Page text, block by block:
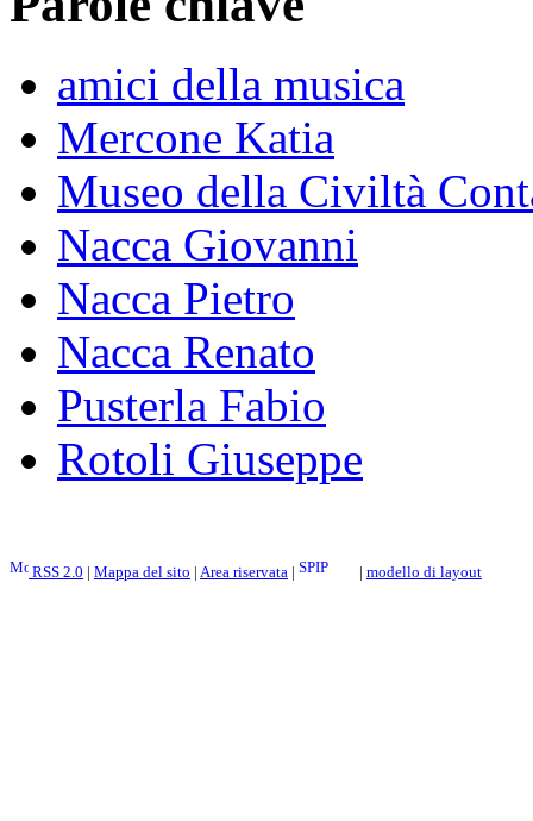
amici della musica
Mercone Katia
Museo della Civiltà
Nacca Giovanni
Nacca Pietro
Nacca Renato
Pusterla Fabio
Rotoli Giuseppe
RSS 2.0 | Mappa del sito | Area riservata | | modello di layout